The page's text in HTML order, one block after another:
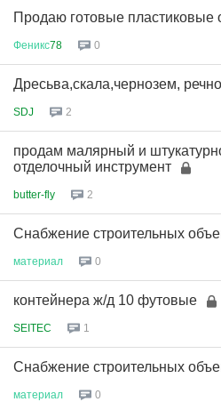
Продаю готовые пластиковые
Феникс78 0
Дресьва,скала,чернозем,
SDJ 2
продам малярный и
отделочный инструмент
butter-fly 2
Снабжение строительных
материал 0
контейнера ж/д 10 футовые
SEITEC 1
Снабжение строительных
материал 0